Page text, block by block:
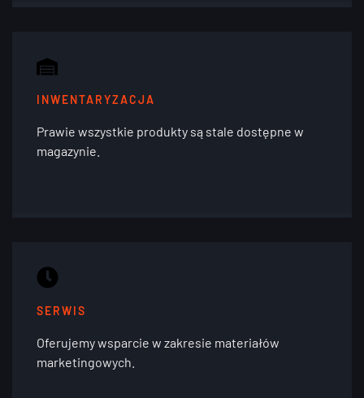
INWENTARYZACJA
Prawie wszystkie produkty są stale dostępne w
magazynie.
SERWIS
Oferujemy wsparcie w zakresie materiałów
marketingowych.